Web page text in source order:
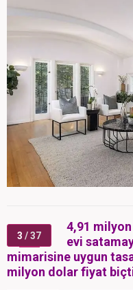
3 / 37
4,91 milyon
evi
mimarisine uygun
milyon dolar fiyat